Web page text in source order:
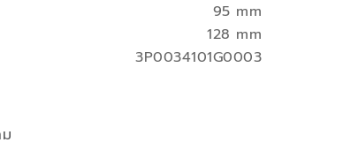
95 mm
128 mm
3P0034101G0003